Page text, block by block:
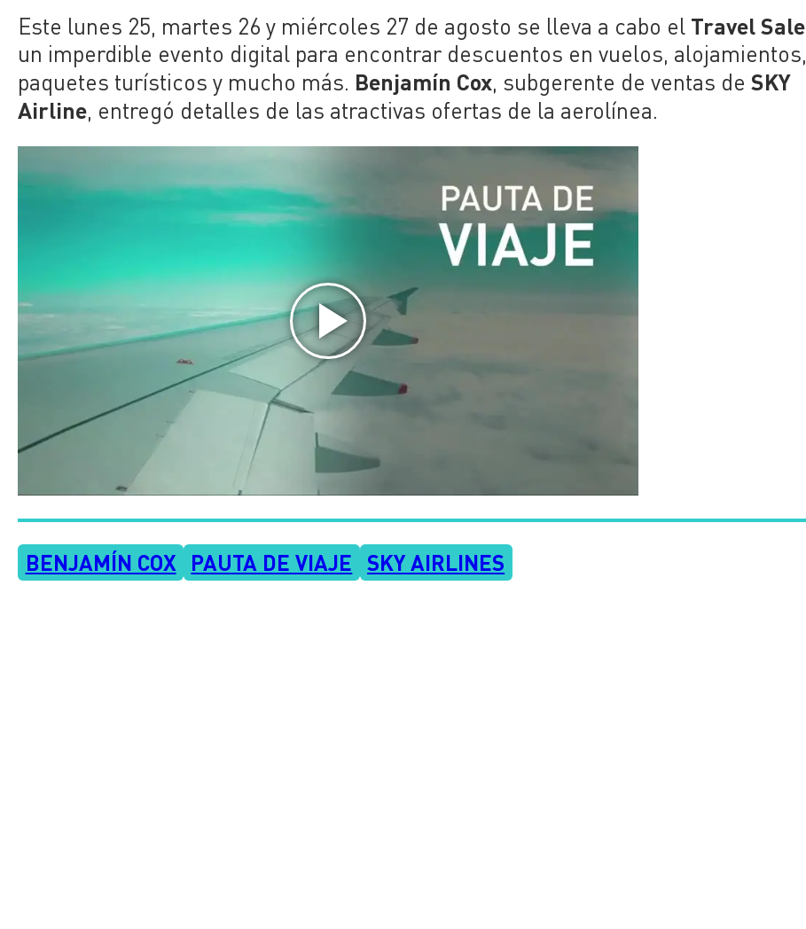
Este lunes 25, martes 26 y miércoles 27 de agosto se lleva a cabo el Travel Sale
un imperdible evento digital para encontrar descuentos en vuelos, alojamientos,
paquetes turísticos y mucho más. Benjamín Cox, subgerente de ventas deSKY
Airline, entregó detalles de las atractivas ofertas de la aerolínea.
BENJAMÍN COX PAUTA DE VIAJE SKY AIRLINES